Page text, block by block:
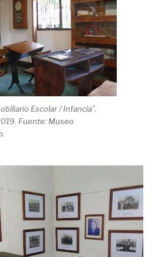
Escolar / Infancia”.
Fuente: Museo